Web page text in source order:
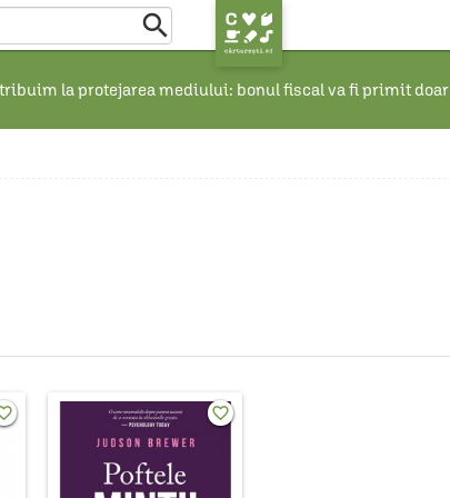

la protejarea mediului: bonul fiscal va fi primit doar
favorite_border